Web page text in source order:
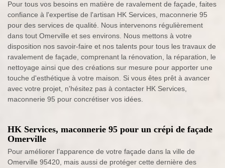
Pour tous vos besoins en matière de ravalement de façade, faites
confiance à l'expertise de l'artisan HK Services, maconnerie 95
pour des services de qualité. Nous intervenons régulièrement
dans tout Omerville et ses environs. Nous mettons à votre
disposition nos savoir-faire et nos talents pour tous les travaux de
ravalement de façade, comprenant la rénovation, la réparation, le
nettoyage ainsi que des créations sur mesure pour apporter une
touche d'esthétique à votre maison. Si vous êtes prêt à avancer
avec votre projet, n'hésitez pas à contacter HK Services,
maconnerie 95 pour concrétiser vos idées.
HK Services, maconnerie 95 pour un crépi de façade
Omerville
Pour améliorer l’apparence de votre façade dans la ville de
Omerville 95420, mais aussi de protéger cette dernière des